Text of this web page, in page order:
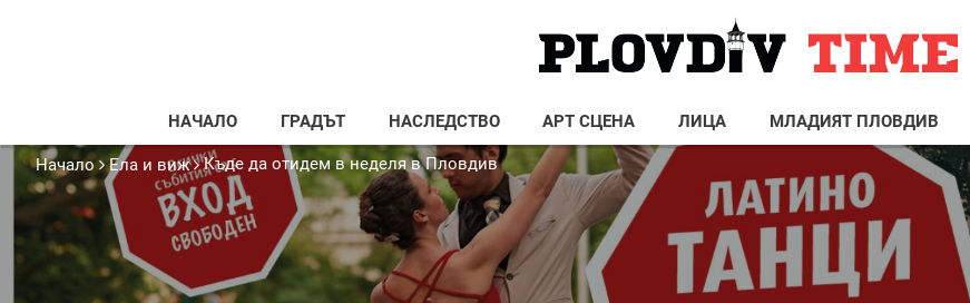
НАЧАЛО ГРАДЪТ НАСЛЕДСТВО АРТ СЦЕНА ЛИЦА МЛАДИЯТ ПЛОВДИВ
Начало Ела и виж Къде да отидем в неделя в Пловдив